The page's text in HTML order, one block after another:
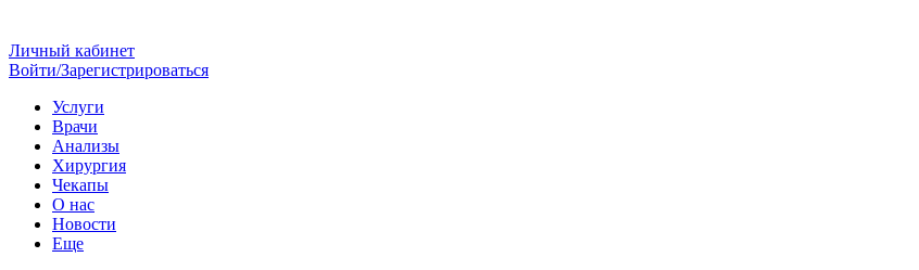
Личный кабинет
Войти/Зарегистрироваться
Услуги
Врачи
Анализы
Хирургия
Чекапы
О нас
Новости
Еще